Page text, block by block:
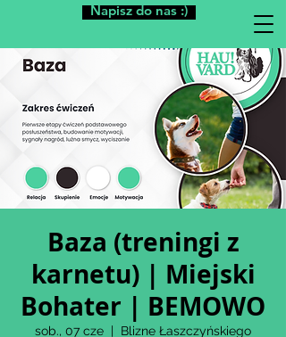
Napisz do nas :)
Baza (treningi z
karnetu) | Miejski
Bohater | BEMOWO
sob., 07 cze
  |
Blizne Łaszczyńskiego